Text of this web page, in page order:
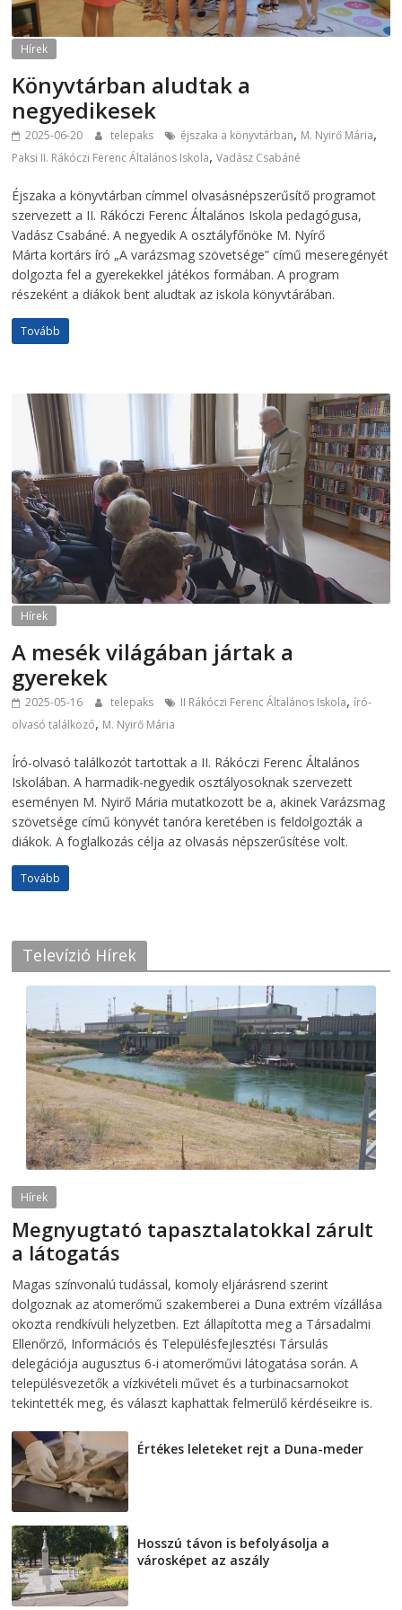
Hírek
Könyvtárban aludtak a
negyedikesek
2025-06-20 telepaks éjszaka a könyvtárban, M. Nyirő Mária,
Paksi II. Rákóczi Ferenc Általános Iskola,Vadász Csabáné
Éjszaka a könyvtárban címmel olvasásnépszerűsítő programot
szervezett a II. Rákóczi Ferenc Általános Iskola pedagógusa,
Vadász Csabáné. A negyedik A osztályfőnöke M. Nyírő
Márta kortárs író „A varázsmag szövetsége” című meseregényét
dolgozta fel a gyerekekkel játékos formában. A program
részeként a diákok bent aludtak az iskola könyvtárában.
Tovább
Hírek
A mesék világában jártak a
gyerekek
2025-05-16 telepaks II Rákóczi Ferenc Általános Iskola, író-
olvasó találkozó, M. Nyirő Mária
Író-olvasó találkozót tartottak a II. Rákóczi Ferenc Általános
Iskolában. A harmadik-negyedik osztályosoknak szervezett
eseményen M. Nyirő Mária mutatkozott be a, akinek Varázsmag
szövetsége című könyvét tanóra keretében is feldolgozták a
diákok. A foglalkozás célja az olvasás népszerűsítése volt.
Tovább
Televízió Hírek
Hírek
Megnyugtató tapasztalatokkal zárult
a látogatás
Magas színvonalú tudással, komoly eljárásrend szerint
dolgoznak az atomerőmű szakemberei a Duna extrém vízállása
okozta rendkívüli helyzetben. Ezt állapította meg a Társadalmi
Ellenőrző, Információs és Településfejlesztési Társulás
delegációja augusztus 6-i atomerőművi látogatása során. A
településvezetők a vízkivételi művet és a turbinacsarnokot
tekintették meg, és választ kaphattak felmerülő kérdéseikre is.
Értékes leleteket rejt a Duna-meder
Hosszú távon is befolyásolja a
városképet az aszály